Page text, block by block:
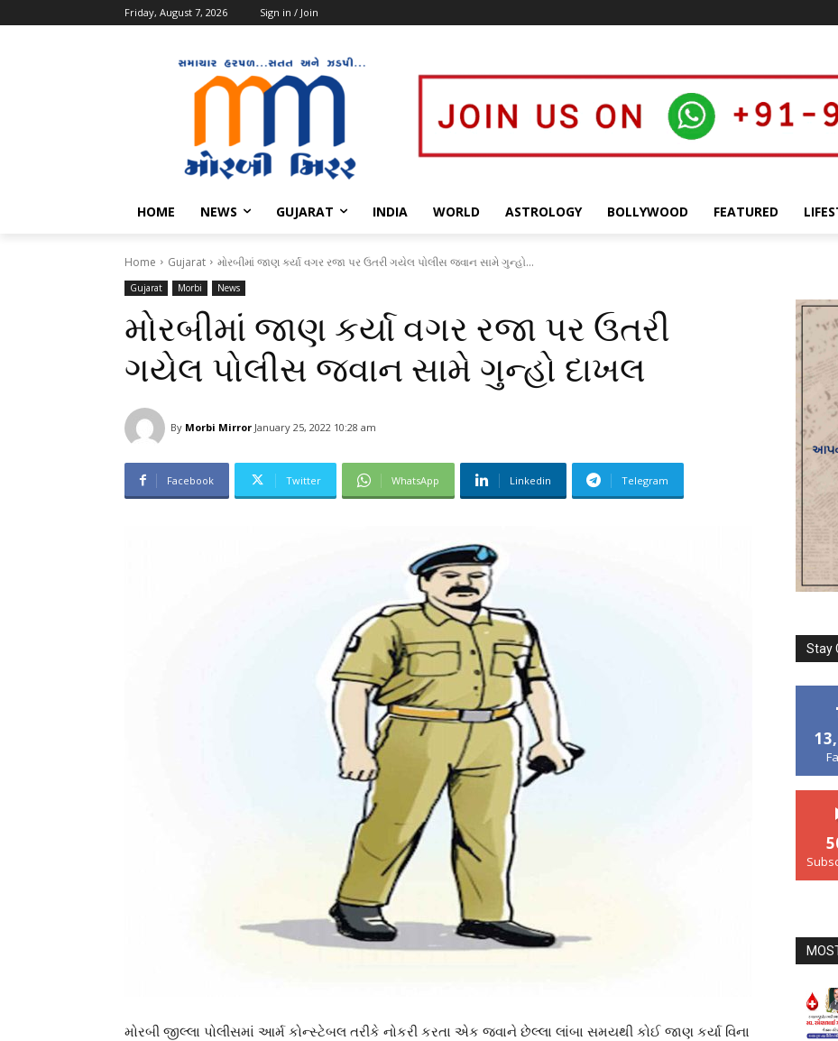
Friday, August 7, 2026 Sign in / Join
HOME NEWS GUJARAT INDIA WORLD ASTROLOGY BOLLYWOOD FEATURED
Home Gujarat મોરબીમાં જાણ કર્યા વગર રજા પર ઉતરી ગયેલ પોલીસ જવાન સામે ગુન્હો...
Gujarat Morbi News
મોરબીમાં જાણ કર્યા વગર રજા પર ઉતરી
ગયેલ પોલીસ જવાન સામે ગુન્હો દાખલ
By Morbi Mirror January 25, 2022 10:28 am
Facebook Twitter WhatsApp Linkedin Telegram
મોરબી જીલ્લા પોલીસમાં આર્મ કોન્સ્ટેબલ તરીકે નોકરી કરતા એક જવાને છેલ્લા લાંબા સમયથી કોઈ જાણ કર્યા વિના
Stay